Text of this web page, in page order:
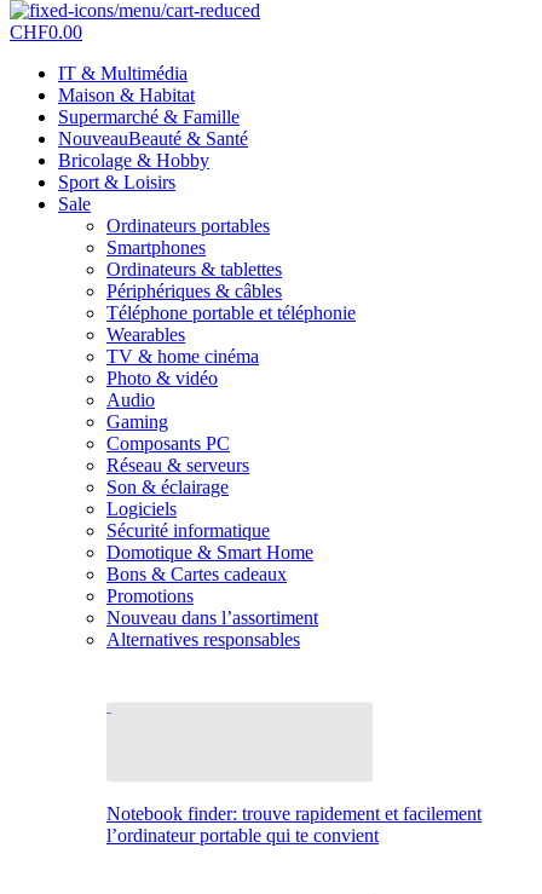
CHF0.00
IT & Multimédia
Maison & Habitat
Supermarché & Famille
NouveauBeauté & Santé
Bricolage & Hobby
Sport & Loisirs
Sale
Ordinateurs portables
Smartphones
Ordinateurs & tablettes
Périphériques & câbles
Téléphone portable et téléphonie
Wearables
TV & home cinéma
Photo & vidéo
Audio
Gaming
Composants PC
Réseau & serveurs
Son & éclairage
Logiciels
Sécurité informatique
Domotique & Smart Home
Bons & Cartes cadeaux
Promotions
Nouveau dans l’assortiment
Alternatives responsables
Notebook finder: trouve rapidement et facilement
l’ordinateur portable qui te convient